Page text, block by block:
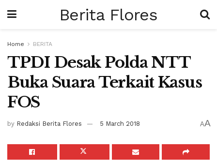
Berita Flores
Home BERITA
TPDI Desak Polda NTT
Buka Suara Terkait Kasus
FOS
by Redaksi Berita Flores 5 March 2018 AA